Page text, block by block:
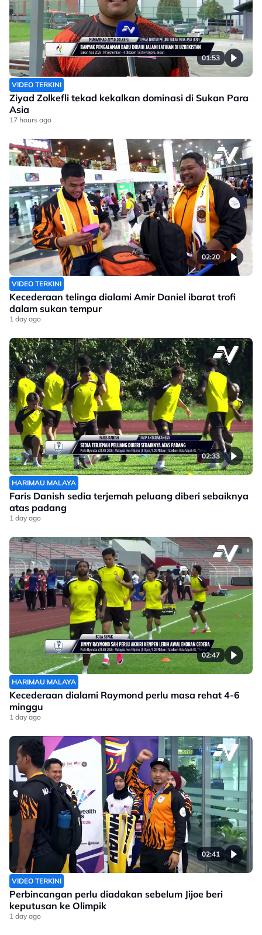
01:53
VIDEO TERKINI
Ziyad Zolkefli tekad kekalkan dominasi di Sukan Para
Asia
17 hours ago
02:20
VIDEO TERKINI
Kecederaan telinga dialami Amir Daniel ibarat trofi
dalam sukan tempur
1 day ago
02:33
HARIMAU MALAYA
Faris Danish sedia terjemah peluang diberi sebaiknya
atas padang
1 day ago
02:47
HARIMAU MALAYA
Kecederaan dialami Raymond perlu masa rehat 4-6
minggu
1 day ago
02:41
VIDEO TERKINI
Perbincangan perlu diadakan sebelum Jijoe beri
keputusan ke Olimpik
1 day ago